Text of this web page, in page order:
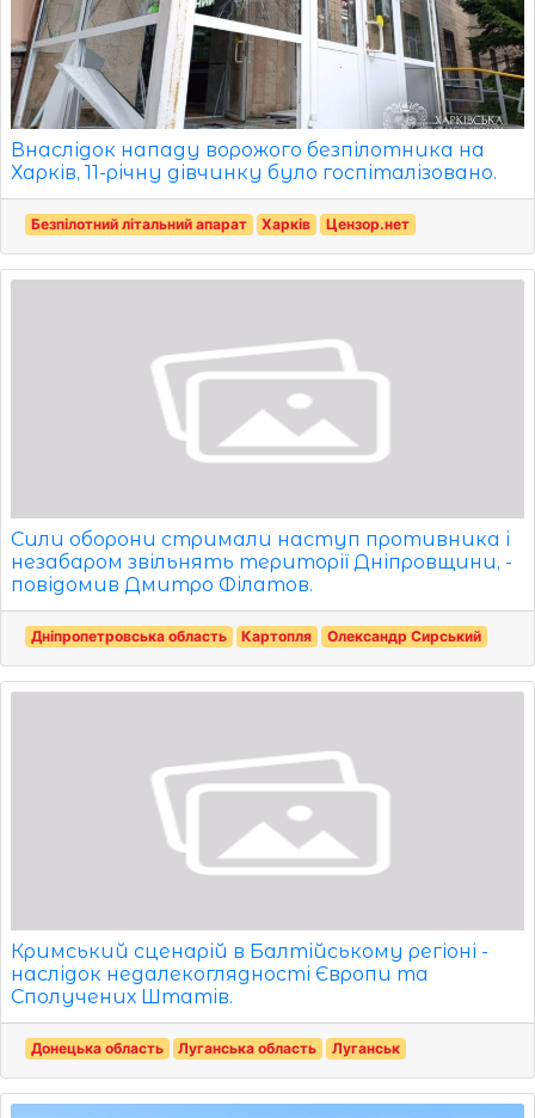
Внаслідок нападу ворожого безпілотника на
Харків, 11-річну дівчинку було госпіталізовано.
Безпілотний літальний апарат Харків Цензор.нет
Сили оборони стримали наступ противника і
незабаром звільнять території Дніпровщини, -
повідомив Дмитро Філатов.
Дніпропетровська область Картопля Олександр Сирський
Кримський сценарій в Балтійському регіоні -
наслідок недалекоглядності Європи та
Сполучених Штатів.
Донецька область Луганська область Луганськ